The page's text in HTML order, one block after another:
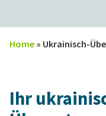
Home » Ukrainisch-
Ihr